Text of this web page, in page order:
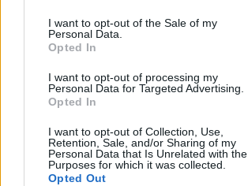
I want to opt-out of the Sale of my
Personal Data.
Opted In
I want to opt-out of processing my
Personal Data for Targeted Advertising.
Opted In
I want to opt-out of Collection, Use,
Retention, Sale, and/or Sharing of my
Personal Data that Is Unrelated with the
Purposes for which it was collected.
Opted Out